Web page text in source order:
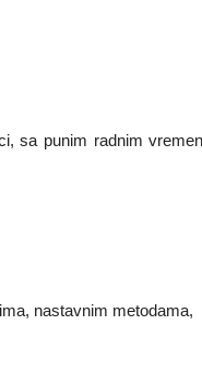
sa punim radnim
nastavnim metodama,